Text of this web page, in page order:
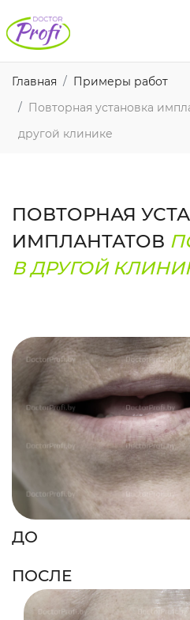
Главная
Примеры работ
Повторная установка
другой клинике
ПОВТОРНАЯ
ИМПЛАНТАТОВ
В ДРУГОЙ
ДО
ПОСЛЕ